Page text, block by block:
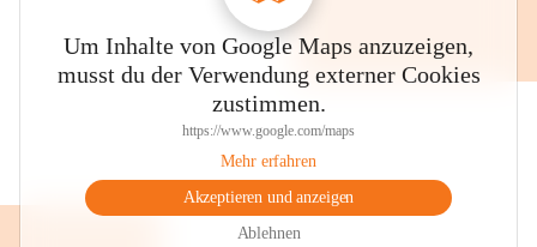
Um Inhalte von Google Maps anzuzeigen,
musst du der Verwendung externer Cookies
zustimmen.
https://www.google.com/maps
Mehr erfahren
Akzeptieren und anzeigen
Ablehnen